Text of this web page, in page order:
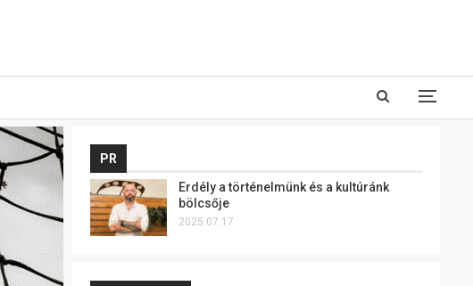
PR
Erdély a történelmünk és a kultúránk
bölcsője
2025.07.17.